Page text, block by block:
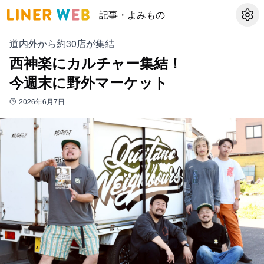
記事・よみもの 設定
道内外から約30店が集結
西神楽にカルチャー集結！
今週末に野外マーケット
2026年6月7日